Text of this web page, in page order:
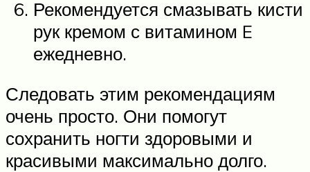
Рекомендуется смазывать кисти
рук кремом с витамином E
ежедневно.
Следовать этим рекомендациям
очень просто. Они помогут
сохранить ногти здоровыми и
красивыми максимально долго.